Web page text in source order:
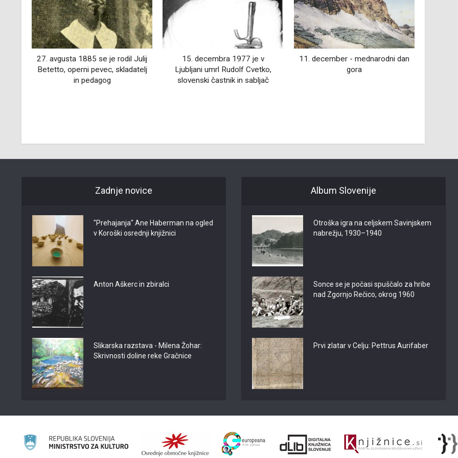
15. decembra 1977 je v
Ljubljani umrl Rudolf Cvetko,
slovenski častnik in sabljač
11. december - mednarodni dan
gora
18. junija 1895 se v Kotljah rodil
Alojz Kuhar, doktor znanosti,
Zadnje novice
"Prehajanja" Ane Haberman na ogled
v Koroški osrednji knjižnici
Anton Aškerc in zbiralci
Slikarska razstava - Milena Žohar:
Skrivnosti doline reke Gračnice
Album Slovenije
Otroška igra na celjskem Savinjskem
nabrežju, 1930–1940
Sonce se je počasi spuščalo za hribe
nad Zgornjo Rečico, okrog 1960
Prvi zlatar v Celju: Pettrus Aurifaber